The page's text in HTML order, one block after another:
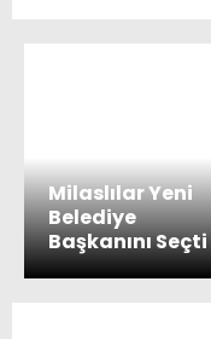
Milaslılar Yeni
Belediye
Başkanını Seçti